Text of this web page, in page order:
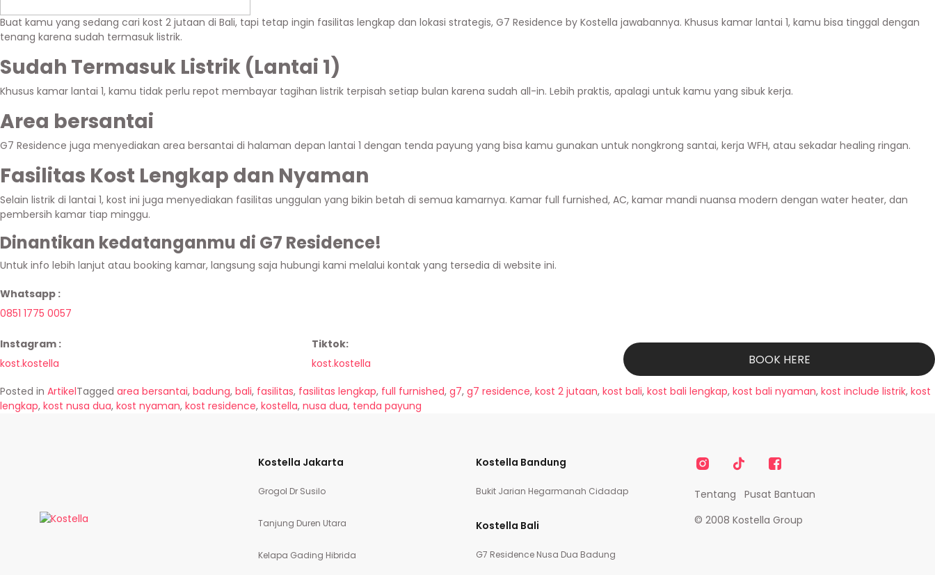
Buat kamu yang sedang cari kost 2 jutaan di Bali, tapi tetap ingin fasilitas lengkap dan lokasi strategis, G7 Residence by Kostella jawabannya. Khusus kamar lantai 1, kamu bisa tinggal dengan
tenang karena sudah termasuk listrik.
Sudah Termasuk Listrik (Lantai 1)
Khusus kamar lantai 1, kamu tidak perlu repot membayar tagihan listrik terpisah setiap bulan karena sudah all-in. Lebih praktis, apalagi untuk kamu yang sibuk kerja.
Area bersantai
G7 Residence juga menyediakan area bersantai di halaman depan lantai 1 dengan tenda payung yang bisa kamu gunakan untuk nongkrong santai, kerja WFH, atau sekadar healing ringan.
Fasilitas Kost Lengkap dan Nyaman
Selain listrik di lantai 1, kost ini juga menyediakan fasilitas unggulan yang bikin betah di semua kamarnya. Kamar full furnished, AC, kamar mandi nuansa modern dengan water heater, dan
pembersih kamar tiap minggu.
Dinantikan kedatanganmu di G7 Residence!
Untuk info lebih lanjut atau booking kamar, langsung saja hubungi kami melalui kontak yang tersedia di website ini.
Whatsapp :
0851 1775 0057
Instagram :
kost.kostella
Tiktok:
kost.kostella
BOOK HERE
Posted in ArtikelTagged area bersantai, badung, bali, fasilitas, fasilitas lengkap, full furnished, g7, g7 residence, kost 2 jutaan, kost bali, kost bali lengkap, kost bali nyaman, kost include listrik, kost
lengkap, kost nusa dua, kost nyaman, kost residence, kostella, nusa dua, tenda payung
Kostella Jakarta
Grogol Dr Susilo
Tanjung Duren Utara
Kelapa Gading Hibrida
Kostella Bandung
Bukit Jarian Hegarmanah Cidadap
Kostella Bali
G7 Residence Nusa Dua Badung
Tentang
Pusat Bantuan
© 2008 Kostella Group